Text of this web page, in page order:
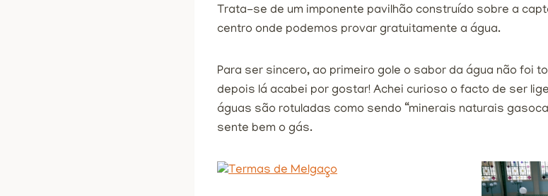
Trata-se de um imponente pavilhão construído sobre a
centro onde podemos provar gratuitamente a água.
Para ser sincero, ao primeiro gole o sabor da água não foi
depois lá acabei por gostar! Achei curioso o facto de ser
águas são rotuladas como sendo “minerais naturais
sente bem o gás.